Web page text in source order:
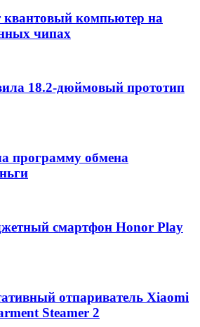
квантовый компьютер на
чипах
18.2-дюймовый прототип
программу обмена
смартфон Honor Play
отпариватель Xiaomi
Steamer 2